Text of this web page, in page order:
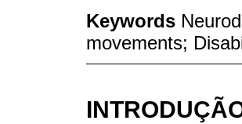
Keywords
movements;